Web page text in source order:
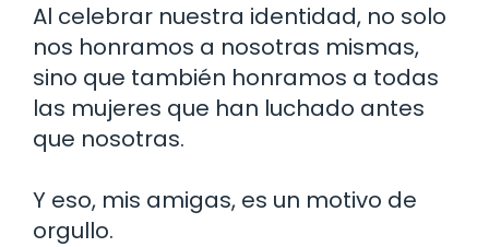
Al celebrar nuestra identidad, no solo
nos honramos a nosotras mismas,
sino que también honramos a todas
las mujeres que han luchado antes
que nosotras.
Y eso, mis amigas, es un motivo de
orgullo.